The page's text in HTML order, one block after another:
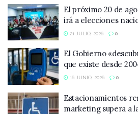
El próximo 20 de
irá a elecciones
21 JULIO, 2026 0
El Gobierno
que existe desde
16 JUNIO, 2026 0
Estacionamientos
marketing supera a